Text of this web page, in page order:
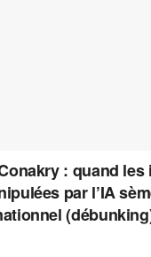
: quand les
par l’IA